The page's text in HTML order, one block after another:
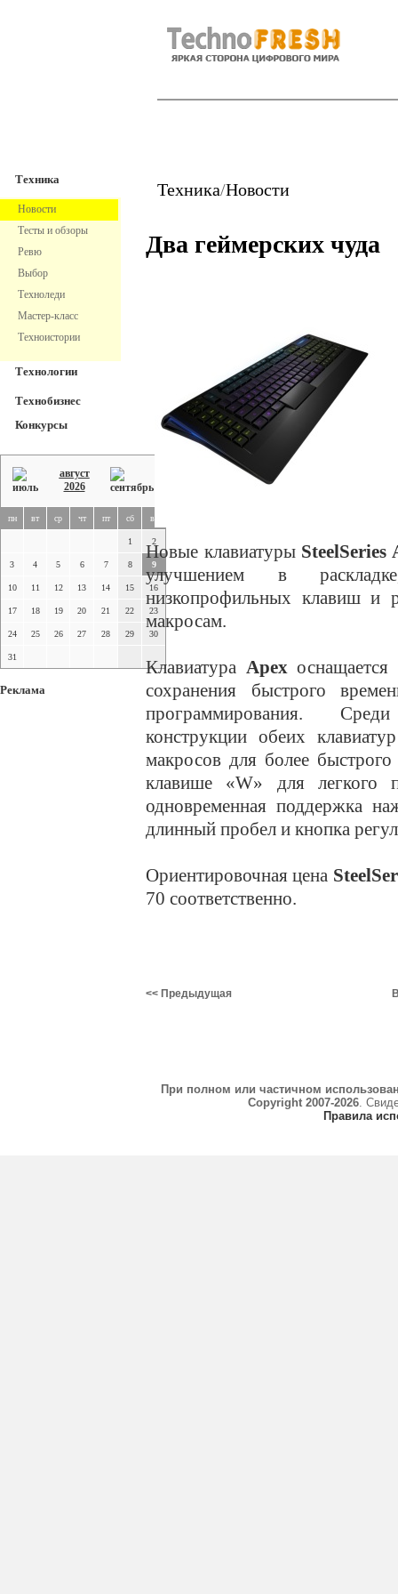
Техника
Новости
Тесты и обзоры
Ревю
Выбор
Техноледи
Мастер-класс
Техноистории
Технологии
Технобизнес
Конкурсы
август
2026
пн вт ср чт пт сб вс
1 2
3 4 5 6 7 8 9
10 11 12 13 14 15 16
17 18 19 20 21 22 23
24 25 26 27 28 29 30
31
Реклама
Техника/Новости
Два геймерских чуда
Новые клавиатуры
улучшением в
низкопрофильных клавиш и
макросам.
Клавиатура Apexоснащается
сохранения быстрого
программирования.
конструкции обеих
макросов для более
клавише «W» для легкого
одновременная поддержка
длинный пробел и кнопка
Ориентировочная цена
70 соответственно.
<< Предыдущая
При полном или частичном
Copyright 2007-2026.
Правила